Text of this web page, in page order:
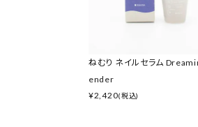
ねむり ネイルセラム
ender
¥2,420(税込)